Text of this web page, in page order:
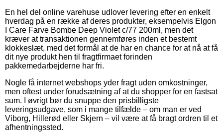
En hel del online varehuse udlover levering efter en enkelt
hverdag på en række af deres produkter, eksempelvis Elgon
I Care Farve Bombe Deep Violet c/77 200ml, men det
kræver at transaktionen gennemføres inden et bestemt
klokkeslæt, med det formål at de har en chance for at nå at få
dit nye produkt hen til fragtfirmaet forinden
pakkemedarbejderne har fri.
Nogle få internet webshops yder fragt uden omkostninger,
men oftest under forudsætning af at du shopper for en fastsat
sum. I øvrigt bør du snuppe den prisbilligste
leveringsudgave, som i mange tilfælde – om man er ved
Viborg, Hillerød eller Skjern – vil være at få bragt ordren til et
afhentningssted.